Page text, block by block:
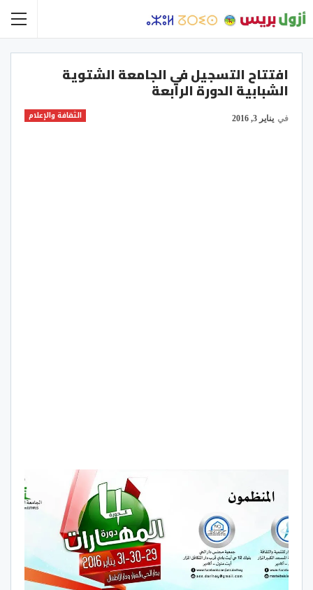
افتتاح التسجيل في الجامعة الشتوية
الشبابية الدورة الرابعة
الثقافة والإعلام في يناير 3, 2016